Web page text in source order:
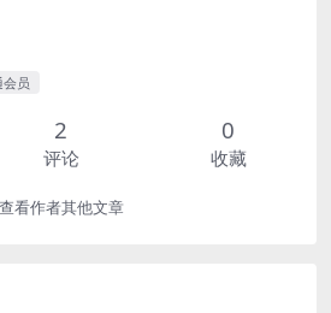
会员
2
评论
0
收藏
查看作者其他文章